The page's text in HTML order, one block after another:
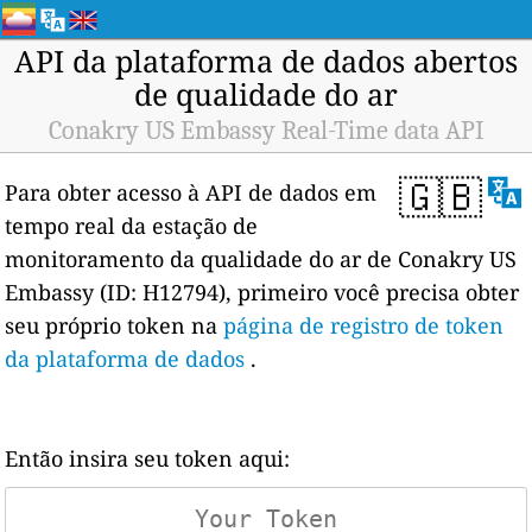
API da plataforma de dados abertos
de qualidade do ar
Conakry US Embassy Real-Time data API
🇬🇧
Para obter acesso à API de dados em
tempo real da estação de
monitoramento da qualidade do ar de Conakry US
Embassy (ID: H12794), primeiro você precisa obter
seu próprio token napágina de registro de token
da plataforma de dados .
Então insira seu token aqui: